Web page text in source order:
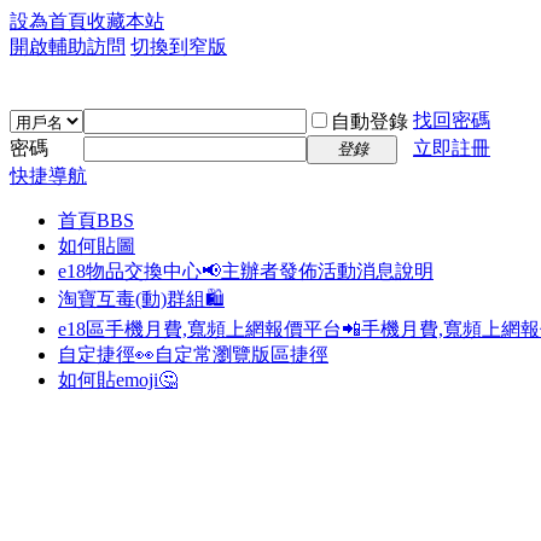
設為首頁收藏本站
開啟輔助訪問 切換到窄版
自動登錄 找回密碼
密碼
登錄
立即註冊
快捷導航
首頁BBS
如何貼圖
e18物品交換中心📢主辦者發佈活動消息說明
淘寶互毒(動)群組🛍️
e18區手機月費,寬頻上網報價平台📲手機月費,寬頻上網
自定捷徑👀自定常瀏覽版區捷徑
如何貼emoji🤔